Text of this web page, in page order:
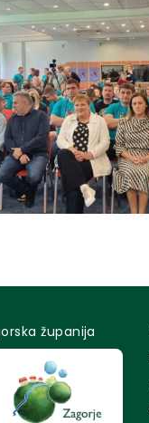
županija